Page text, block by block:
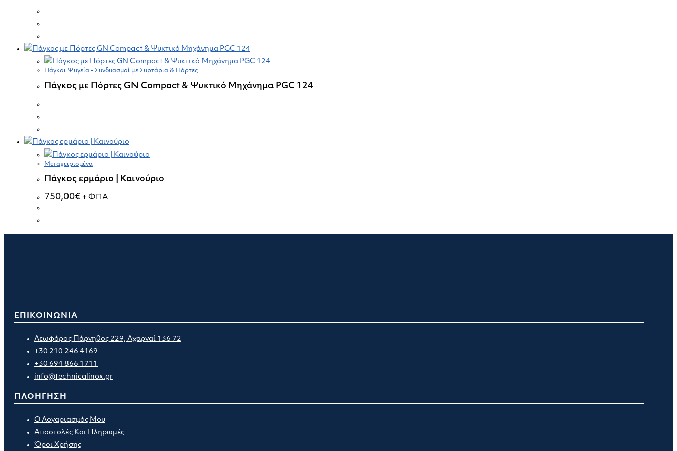
Πάγκοι Ψυγεία - Συνδυασμοί με Συρτάρια & Πόρτες
Πάγκος με Πόρτες GN Compact & Ψυκτικό Μηχάνημα PGC 124
Μεταχειρισμένα
Πάγκος ερμάριο | Καινούριο
750,00€ + ΦΠΑ
ΕΠΙΚΟΙΝΩΝΙΑ
Λεωφόρος Πάρνηθος 229, Αχαρναί 136 72
+30 210 246 4169
+30 694 866 1711
info@technicalinox.gr
ΠΛΟΗΓΗΣΗ
Ο Λογαριασμός Μου
Αποστολές Και Πληρωμές
Όροι Χρήσης